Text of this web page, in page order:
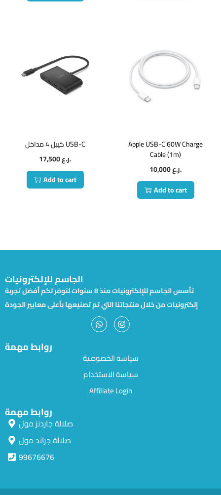
كيبل 4 مداخل USB-C
17,500
ر.ع.
Add to cart
Apple USB-C 60W Charge
Cable (1m)
10,000
ر.ع.
Add to cart
الجاسم للإلكترونيات
تأسس الجاسم للإلكترونيات منذ 8 سنوات لنوفر لكم أفضل تجربة
إلكترونيات من خلال منتجاتنا التي تم تصنيعها بأعلى معايير الجودة
روابط مهمة
سياسة الخصوصية
سياسة الاستخدام
Affiliate Login
روابط مهمة
صلالة جاردنز مول
صلالة جراند مول
99676676